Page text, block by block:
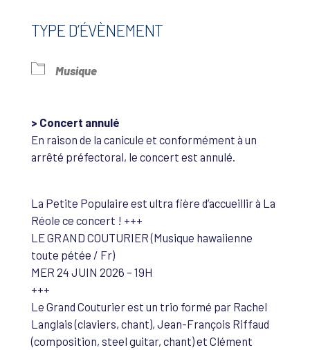
TYPE D’ÉVÈNEMENT
Musique
> Concert annulé
En raison de la canicule et conformément à un
arrêté préfectoral, le concert est annulé.
La Petite Populaire est ultra fière d’accueillir à La
Réole ce concert ! +++
LE GRAND COUTURIER (Musique hawaiienne
toute pétée / Fr)
MER 24 JUIN 2026 – 19H
+++
Le Grand Couturier est un trio formé par Rachel
Langlais (claviers, chant), Jean-François Riffaud
(composition, steel guitar, chant) et Clément